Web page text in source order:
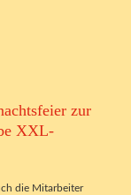
zur
XXL-
die Mitarbeiter